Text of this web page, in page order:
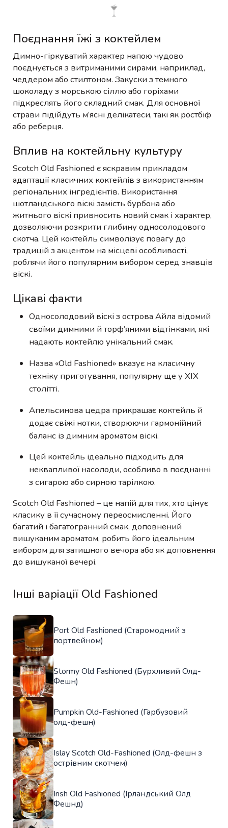
Поєднання їжі з коктейлем
Димно-гіркуватий характер напою чудово
поєднується з витриманими сирами, наприклад,
чеддером або стилтоном. Закуски з темного
шоколаду з морською сіллю або горіхами
підкреслять його складний смак. Для основної
страви підійдуть м’ясні делікатеси, такі як ростбіф
або реберця.
Вплив на коктейльну культуру
Scotch Old Fashioned є яскравим прикладом
адаптації класичних коктейлів з використанням
регіональних інгредієнтів. Використання
шотландського віскі замість бурбона або
житнього віскі привносить новий смак і характер,
дозволяючи розкрити глибину односолодового
скотча. Цей коктейль символізує повагу до
традицій з акцентом на місцеві особливості,
роблячи його популярним вибором серед знавців
віскі.
Цікаві факти
Односолодовий віскі з острова Айла відомий
своїми димними й торф’яними відтінками, які
надають коктейлю унікальний смак.
Назва «Old Fashioned» вказує на класичну
техніку приготування, популярну ще у XIX
столітті.
Апельсинова цедра прикрашає коктейль й
додає свіжі нотки, створюючи гармонійний
баланс із димним ароматом віскі.
Цей коктейль ідеально підходить для
неквапливої насолоди, особливо в поєднанні
з сигарою або сирною тарілкою.
Scotch Old Fashioned – це напій для тих, хто цінує
класику в її сучасному переосмисленні. Його
багатий і багатогранний смак, доповнений
вишуканим ароматом, робить його ідеальним
вибором для затишного вечора або як доповнення
до вишуканої вечері.
Інші варіації Old Fashioned
Port Old Fashioned (Старомодний з
портвейном)
Stormy Old Fashioned (Бурхливий Олд-
Фешн)
Pumpkin Old-Fashioned (Гарбузовий
олд-фешн)
Islay Scotch Old-Fashioned (Олд-фешн з
острівним скотчем)
Irish Old Fashioned (Ірландський Олд
Фешнд)